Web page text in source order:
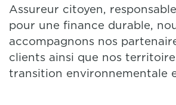
Assureur citoyen,
pour une finance durable,
accompagnons nos
clients ainsi que nos
transition environnementale